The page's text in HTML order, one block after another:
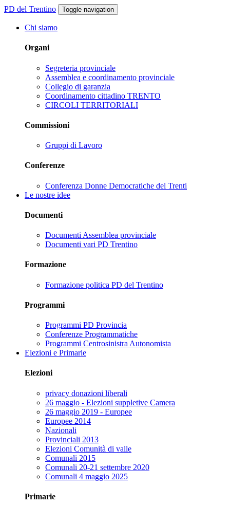
PD del Trentino Toggle navigation
Chi siamo
Organi
Segreteria provinciale
Assemblea e coordinamento provinciale
Collegio di garanzia
Coordinamento cittadino TRENTO
CIRCOLI TERRITORIALI
Commissioni
Gruppi di Lavoro
Conferenze
Conferenza Donne Democratiche del Trenti
Le nostre idee
Documenti
Documenti Assemblea provinciale
Documenti vari PD Trentino
Formazione
Formazione politica PD del Trentino
Programmi
Programmi PD Provincia
Conferenze Programmatiche
Programmi Centrosinistra Autonomista
Elezioni e Primarie
Elezioni
privacy donazioni liberali
26 maggio - Elezioni suppletive Camera
26 maggio 2019 - Europee
Europee 2014
Nazionali
Provinciali 2013
Elezioni Comunità di valle
Comunali 2015
Comunali 20-21 settembre 2020
Comunali 4 maggio 2025
Primarie